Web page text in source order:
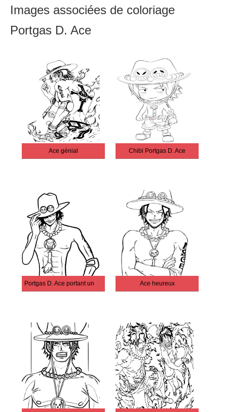
Images associées de coloriage
Portgas D. Ace
Ace génial Chibi Portgas D. Ace
Portgas D. Ace portant un chapeau Ace heureux